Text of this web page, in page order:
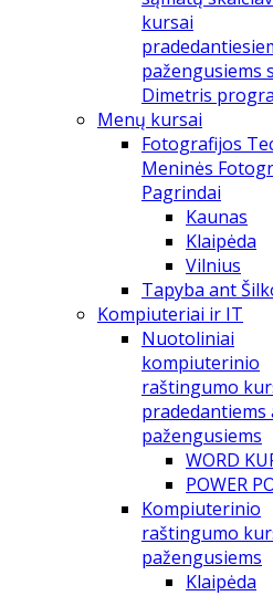
kursai
pažengusiems
Dimetris
Menų kursai
Fotografijos
Meninės
Pagrindai
Kaunas
Klaipėda
Vilnius
Tapyba ant
Kompiuteriai ir IT
Nuotoliniai
kompiuterinio
raštingumo
pradedantiems
pažengusiems
WORD
POWER
Kompiuterinio
raštingumo
pažengusiems
Klaipėda